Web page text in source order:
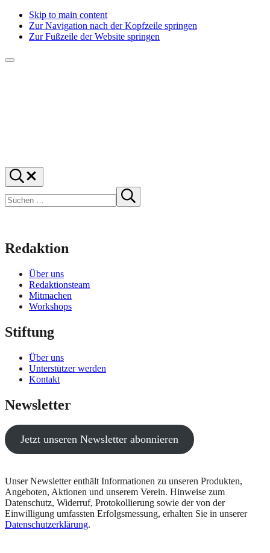
Skip to main content
Zur Navigation nach der Kopfzeile springen
Zur Fußzeile der Website springen
Menü
f1rstlife
Und
was
denkst
du?
Suchen
…
Suche
starten
Redaktion
Über uns
Redaktionsteam
Mitmachen
Workshops
Stiftung
Über uns
Unterstützer werden
Kontakt
Newsletter
Jetzt unseren Newsletter abonnieren
Unser Newsletter enthält Informationen zu unseren Produkten,
Angeboten, Aktionen und unserem Verein. Hinweise zum
Datenschutz, Widerruf, Protokollierung sowie der von der
Einwilligung umfassten Erfolgsmessung, erhalten Sie in unserer
Datenschutzerklärung.